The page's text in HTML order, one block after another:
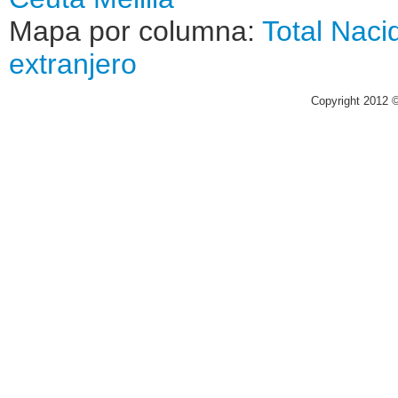
Mapa por columna: Total
extranjero
Copyright 2012